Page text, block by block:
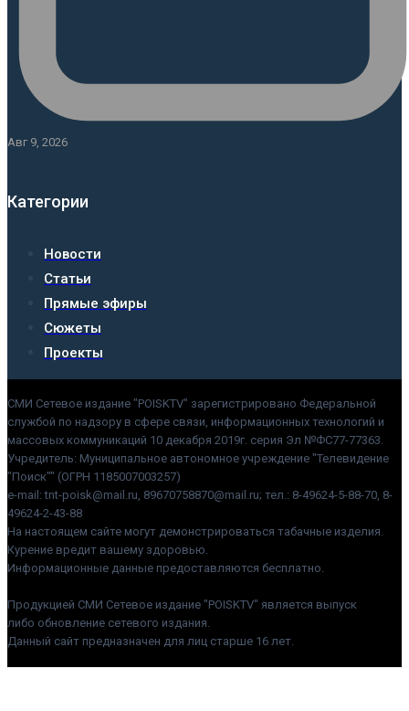
Авг 9, 2026
Категории
Новости
Статьи
Прямые эфиры
Сюжеты
Проекты
СМИ Сетевое издание "POISKTV" зарегистрировано Федеральной
службой по надзору в сфере связи, информационных технологий и
массовых коммуникаций 10 декабря 2019г. серия Эл №ФС77-77363.
Учредитель: Муниципальное автономное учреждение "Телевидение
"Поиск"" (ОГРН 1185007003257)
e-mail: tnt-poisk@mail.ru, 89670758870@mail.ru; тел.: 8-49624-5-88-70, 8-
49624-2-43-88
На настоящем сайте могут демонстрироваться табачные изделия.
Курение вредит вашему здоровью.
Информационные данные предоставляются бесплатно.
Продукцией СМИ Сетевое издание "POISKTV" является выпуск
либо обновление сетевого издания.
Данный сайт предназначен для лиц старше 16 лет.